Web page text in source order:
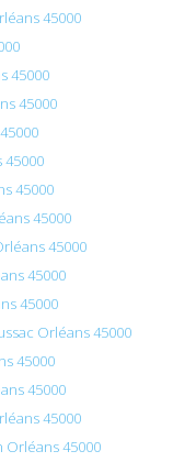
45000
45000
45000
45000
45000
45000
45000
45000
Orléans 45000
45000
45000
45000
Orléans 45000